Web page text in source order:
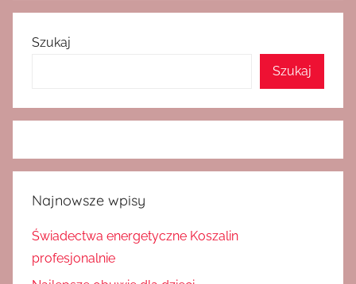
Szukaj
Szukaj
Najnowsze wpisy
Świadectwa energetyczne Koszalin
profesjonalnie